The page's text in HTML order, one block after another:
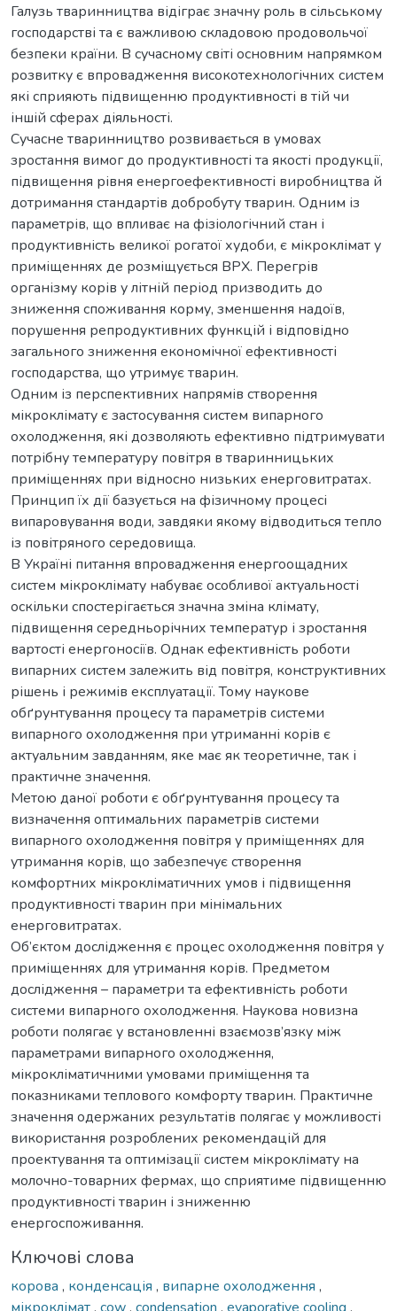
Галузь тваринництва відіграє значну роль в сільському
господарстві та є важливою складовою продовольчої
безпеки країни. В сучасному світі основним напрямком
розвитку є впровадження високотехнологічних систем
які сприяють підвищенню продуктивності в тій чи
іншій сферах діяльності.
Сучасне тваринництво розвивається в умовах
зростання вимог до продуктивності та якості продукції,
підвищення рівня енергоефективності виробництва й
дотримання стандартів добробуту тварин. Одним із
параметрів, що впливає на фізіологічний стан і
продуктивність великої рогатої худоби, є мікроклімат у
приміщеннях де розміщується ВРХ. Перегрів
організму корів у літній період призводить до
зниження споживання корму, зменшення надоїв,
порушення репродуктивних функцій і відповідно
загального зниження економічної ефективності
господарства, що утримує тварин.
Одним із перспективних напрямів створення
мікроклімату є застосування систем випарного
охолодження, які дозволяють ефективно підтримувати
потрібну температуру повітря в тваринницьких
приміщеннях при відносно низьких енерговитратах.
Принцип їх дії базується на фізичному процесі
випаровування води, завдяки якому відводиться тепло
із повітряного середовища.
В Україні питання впровадження енергоощадних
систем мікроклімату набуває особливої актуальності
оскільки спостерігається значна зміна клімату,
підвищення середньорічних температур і зростання
вартості енергоносіїв. Однак ефективність роботи
випарних систем залежить від повітря, конструктивних
рішень і режимів експлуатації. Тому наукове
обґрунтування процесу та параметрів системи
випарного охолодження при утриманні корів є
актуальним завданням, яке має як теоретичне, так і
практичне значення.
Метою даної роботи є обґрунтування процесу та
визначення оптимальних параметрів системи
випарного охолодження повітря у приміщеннях для
утримання корів, що забезпечує створення
комфортних мікрокліматичних умов і підвищення
продуктивності тварин при мінімальних
енерговитратах.
Об’єктом дослідження є процес охолодження повітря у
приміщеннях для утримання корів. Предметом
дослідження – параметри та ефективність роботи
системи випарного охолодження. Наукова новизна
роботи полягає у встановленні взаємозв’язку між
параметрами випарного охолодження,
мікрокліматичними умовами приміщення та
показниками теплового комфорту тварин. Практичне
значення одержаних результатів полягає у можливості
використання розроблених рекомендацій для
проектування та оптимізації систем мікроклімату на
молочно-товарних фермах, що сприятиме підвищенню
продуктивності тварин і зниженню
енергоспоживання.
Ключові слова
корова , конденсація , випарне охолодження ,